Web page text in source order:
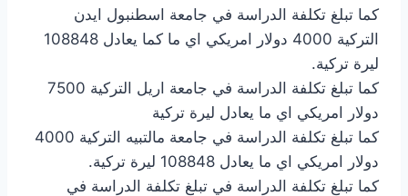
كما تبلغ تكلفة الدراسة في جامعة اسطنبول ايدن
التركية 4000 دولار امريكي اي ما كما يعادل 108848
ليرة تركية.
كما تبلغ تكلفة الدراسة في جامعة اريل التركية 7500
دولار امريكي اي ما يعادل ليرة تركية
كما تبلغ تكلفة الدراسة في جامعة مالتبيه التركية 4000
دولار امريكي اي ما يعادل 108848 ليرة تركية.
كما تبلغ تكلفة الدراسة في تبلغ تكلفة الدراسة في